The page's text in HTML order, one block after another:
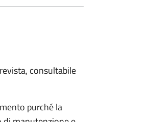
consultabile
purché la